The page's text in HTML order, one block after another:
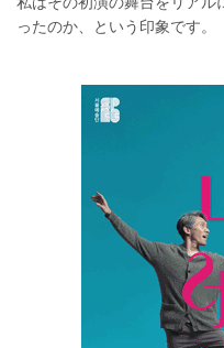
ったのか、という印象です。